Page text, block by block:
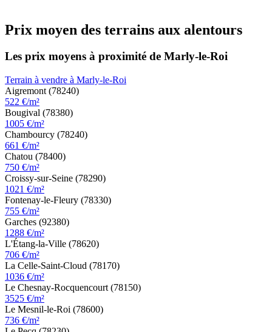
Prix moyen des terrains aux alentours
Les prix moyens à proximité de Marly-le-Roi
Terrain à vendre à Marly-le-Roi
Aigremont (78240)
522 €/m²
Bougival (78380)
1005 €/m²
Chambourcy (78240)
661 €/m²
Chatou (78400)
750 €/m²
Croissy-sur-Seine (78290)
1021 €/m²
Fontenay-le-Fleury (78330)
755 €/m²
Garches (92380)
1288 €/m²
L'Étang-la-Ville (78620)
706 €/m²
La Celle-Saint-Cloud (78170)
1036 €/m²
Le Chesnay-Rocquencourt (78150)
3525 €/m²
Le Mesnil-le-Roi (78600)
736 €/m²